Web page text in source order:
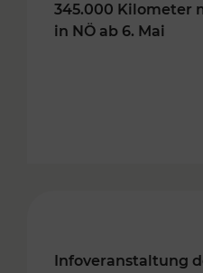
345.000 Kilometer
in NÖ ab 6. Mai
Infoveranstaltung